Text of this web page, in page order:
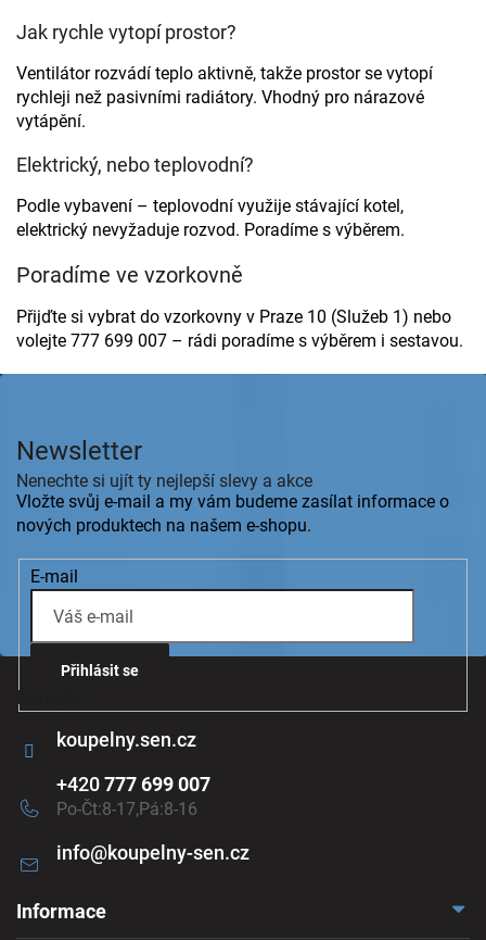
v
ý
s
Jak rychle vytopí prostor?
Ventilátor rozvádí teplo aktivně, takže prostor se vytopí
rychleji než pasivními radiátory. Vhodný pro nárazové
vytápění.
Elektrický, nebo teplovodní?
Podle vybavení – teplovodní využije stávající kotel,
elektrický nevyžaduje rozvod. Poradíme s výběrem.
Poradíme ve vzorkovně
Přijďte si vybrat do vzorkovny v Praze 10 (Služeb 1) nebo
volejte 777 699 007 – rádi poradíme s výběrem i sestavou.
Z
Kontakt
info@koupelny-sen.cz
+420777 699 007
Po-Čt:8-17,Pá:8-16
koupelny.sen.cz
Informace
Newsletter
Nenechte si ujít ty nejlepší slevy a akce
Vložte svůj e-mail a my vám budeme zasílat informace o
nových produktech na našem e-shopu.
E-mail
Přihlásit se